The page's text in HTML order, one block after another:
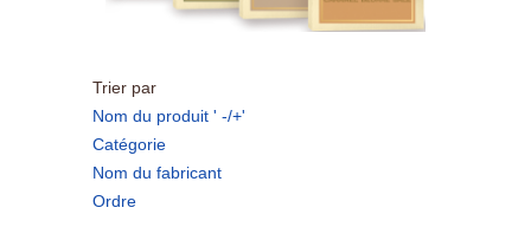
Trier par
Nom du produit ' -/+'
Catégorie
Nom du fabricant
Ordre